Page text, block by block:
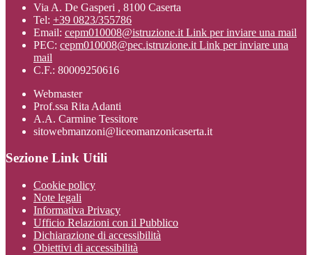
Via A. De Gasperi , 8100 Caserta
Tel: +39 0823/355786
Email: cepm010008@istruzione.it Link per inviare una mail
PEC: cepm010008@pec.istruzione.it Link per inviare una
mail
C.F.: 80009250616
Webmaster
Prof.ssa Rita Adanti
A.A. Carmine Tessitore
sitowebmanzoni@liceomanzonicaserta.it
Sezione Link Utili
Cookie policy
Note legali
Informativa Privacy
Ufficio Relazioni con il Pubblico
Dichiarazione di accessibilità
Obiettivi di accessibilità